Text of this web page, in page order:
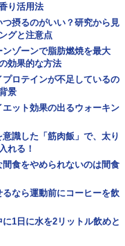
り活用法
つ摂るのがいい？研究から見
グと注意点
ンゾーンで脂肪燃焼を最大
効果的な方法
プロテインが不足しているの
景
エット効果の出るウォーキン
意識した「筋肉飯」で、太り
れる！
間食をやめられないのは間食
るなら運動前にコーヒーを飲
1日に水を2リットル飲めと